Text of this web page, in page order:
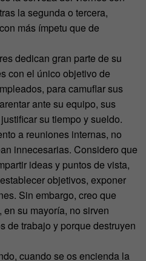
la segunda o tercera,
más ímpetu que de
dedican gran parte de su
con el único objetivo de
para camuflar sus
ante su equipo, sus
su tiempo y sueldo.
a reuniones internas, no
innecesarias. Considero que
ideas y puntos de vista,
objetivos, exponer
Sin embargo, creo que
su mayoría, no sirven
de trabajo y porque destruyen
cuando se os encienda la